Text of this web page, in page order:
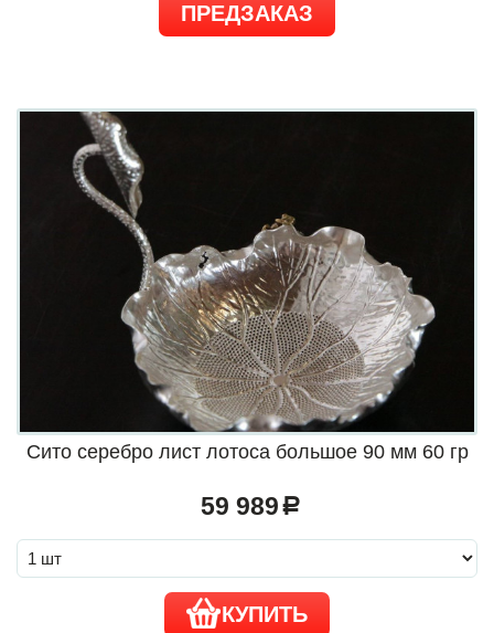
ПРЕДЗАКАЗ
Сито серебро лист лотоса большое 90 мм 60 гр
59 989 a
КУПИТЬ